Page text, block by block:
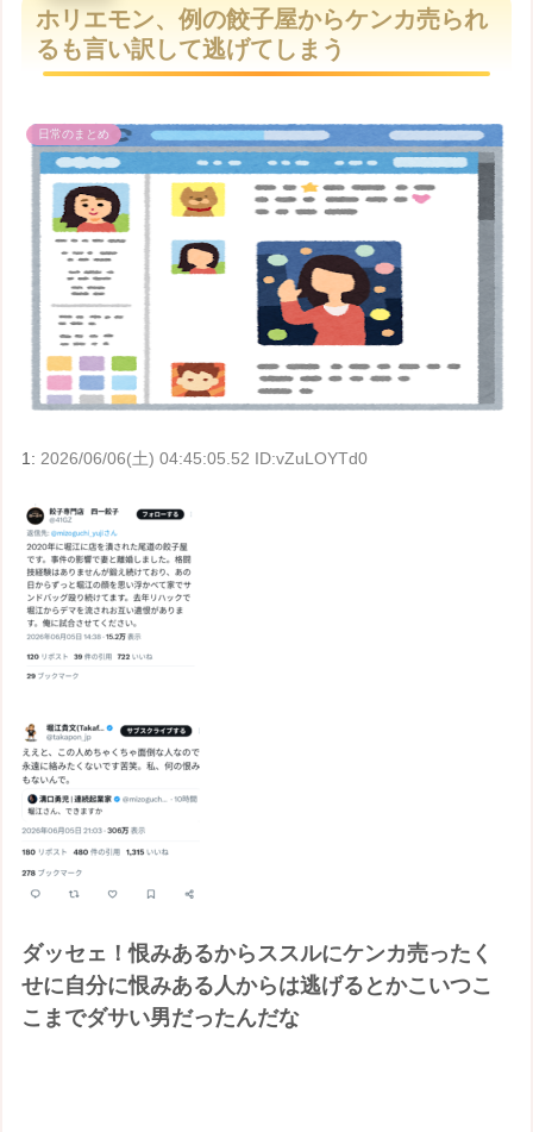
u
ホリエモン、例の餃子屋からケンカ売られ
るも言い訳して逃げてしまう
日常のまとめ
1: 2026/06/06(土) 04:45:05.52 ID:vZuLOYTd0
ダッセェ！恨みあるからススルにケンカ売ったく
せに自分に恨みある人からは逃げるとかこいつこ
こまでダサい男だったんだな